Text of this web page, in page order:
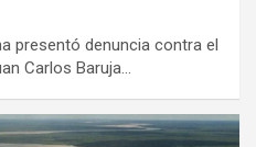
presentó denuncia contra el
Carlos Baruja…